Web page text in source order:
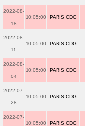
2022-08-
18
10:05:00 PARIS CDG
2022-08-
11
10:05:00 PARIS CDG
2022-08-
04
10:05:00 PARIS CDG
2022-07-
28
10:05:00 PARIS CDG
2022-07-
10:05:00 PARIS CDG